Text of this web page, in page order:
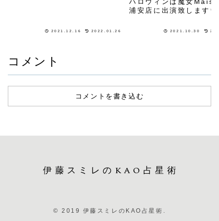
2021.12.16 2022.01.26
浦安店に出演致します✨
2021.10.30
コメント
コメントを書き込む
伊藤スミレのKAO占星術
© 2019 伊藤スミレのKAO占星術.